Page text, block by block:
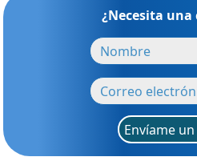
¿Necesita una
Envíame